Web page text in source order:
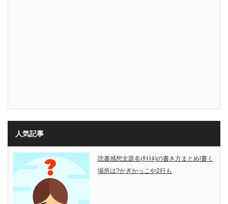
人気記事
読書感想文題名(ﾀｲﾄﾙ)の書き方まとめ!書く
場所は?かぎかっこや2行も